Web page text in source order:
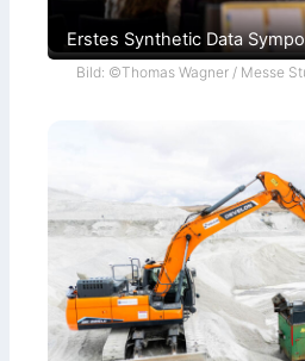
Erstes Synthetic Data
Bild: ©Thomas Wagner / Messe